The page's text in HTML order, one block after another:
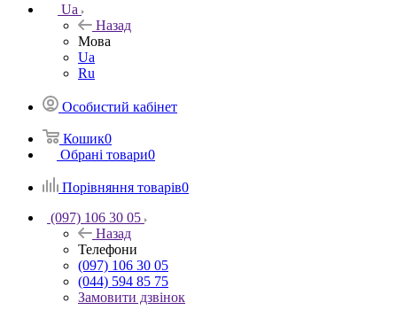
Ua
Назад
Мова
Ua
Ru
Особистий кабінет
Кошик0
Обрані товари0
Порівняння товарів0
(097) 106 30 05
Назад
Телефони
(097) 106 30 05
(044) 594 85 75
Замовити дзвінок